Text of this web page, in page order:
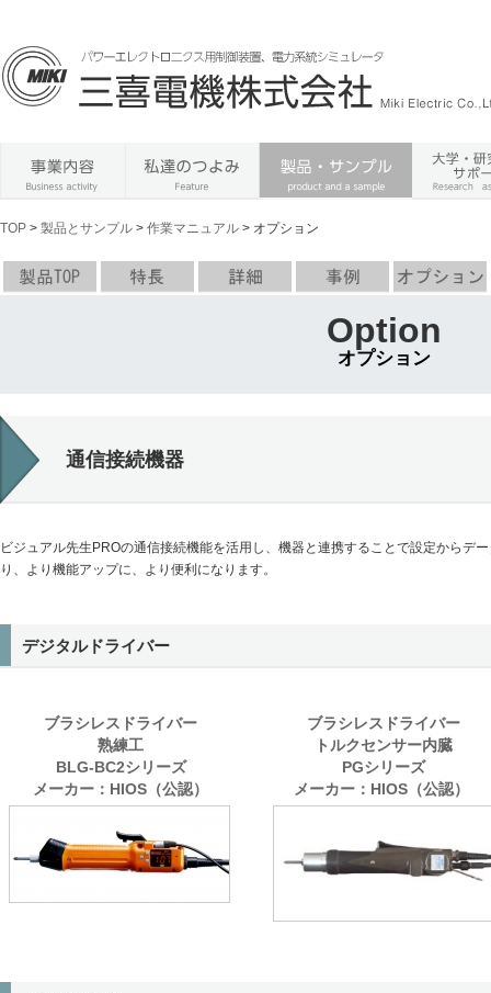
TOP > 製品とサンプル > 作業マニュアル > オプション
Option
オプション
通信接続機器
ビジュアル先生PROの通信接続機能を活用し、機器と連携することで設定からデ
り、より機能アップに、より便利になります。
デジタルドライバー
ブラシレスドライバー
熟練工
BLG-BC2シリーズ
メーカー：HIOS（公認）
ブラシレスドライバー
トルクセンサー内臓
PGシリーズ
メーカー：HIOS（公認）